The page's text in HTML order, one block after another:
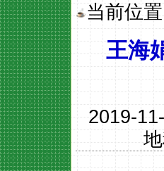
当前位
王海
2019-